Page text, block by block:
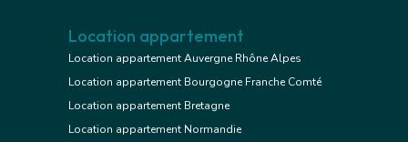
Location appartement
Location appartement Auvergne Rhône Alpes
Location appartement Bourgogne Franche Comté
Location appartement Bretagne
Location appartement Normandie